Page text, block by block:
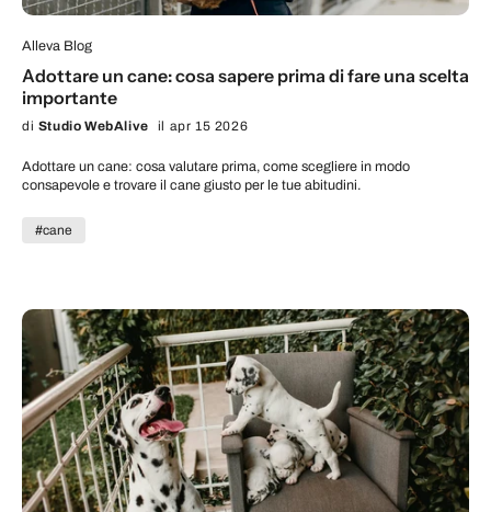
Alleva Blog
Adottare un cane: cosa sapere prima di fare una scelta
importante
di Studio WebAlive il apr 15 2026
Adottare un cane: cosa valutare prima, come scegliere in modo
consapevole e trovare il cane giusto per le tue abitudini.
#cane